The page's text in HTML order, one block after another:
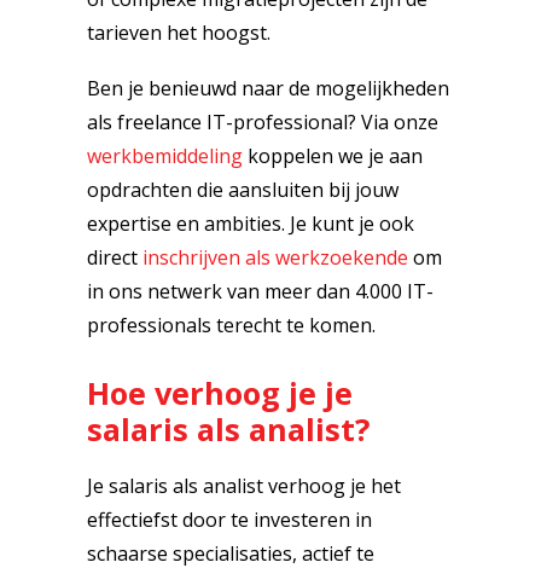
tarieven het hoogst.
Ben je benieuwd naar de mogelijkheden
als freelance IT-professional? Via onze
werkbemiddeling koppelen we je aan
opdrachten die aansluiten bij jouw
expertise en ambities. Je kunt je ook
direct inschrijven als werkzoekende om
in ons netwerk van meer dan 4.000 IT-
professionals terecht te komen.
Hoe verhoog je je
salaris als analist?
Je salaris als analist verhoog je het
effectiefst door te investeren in
schaarse specialisaties, actief te